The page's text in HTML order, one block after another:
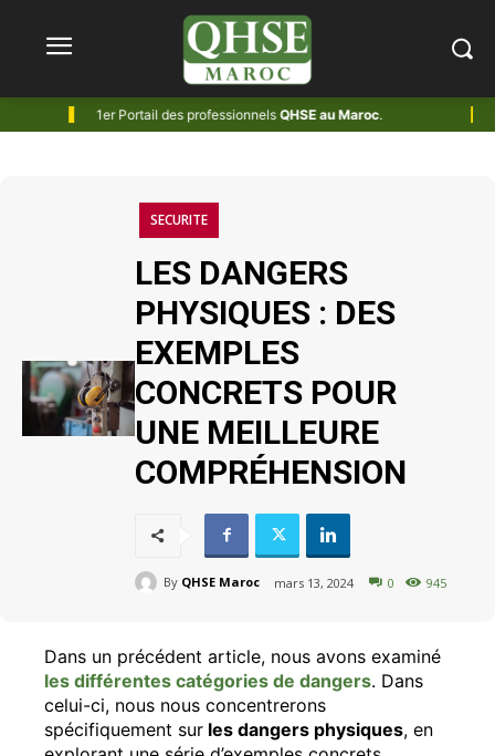
1er Portail des professionnelsQHSE au Maroc.
SECURITE
LES DANGERS
PHYSIQUES : DES
EXEMPLES
CONCRETS POUR
UNE MEILLEURE
COMPRÉHENSION
By QHSE Maroc mars 13, 2024 0 945
Dans un précédent article, nous avons examiné
les différentes catégories de dangers. Dans
celui-ci, nous nous concentrerons
spécifiquement sur les dangers physiques, en